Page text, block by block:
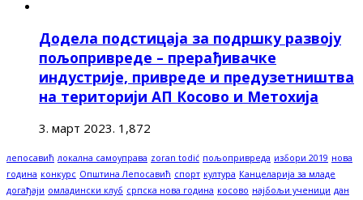
Додела подстицаја за подршку развоју
пољопривреде – прерађивачке
индустрије, привреде и предузетништва
на територији АП Косово и Метохија
3. март 2023. 1,872
лепосавић локална самоуправа zoran todić пољопривреда избори 2019 нова
година конкурс Општина Лепосавић спорт култура Канцеларија за младе
догађаји омладински клуб српска нова година косово најбољи ученици дан